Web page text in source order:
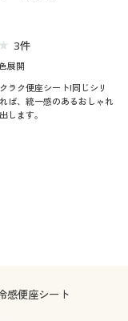
3件
展開
ラク便座シート!同じシリ
ば、統一感のあるおしゃれ
します。
感便座シート